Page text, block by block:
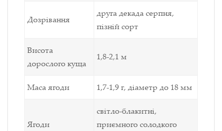
Дозрівання
друга декада серпня,
пізній сорт
Висота
дорослого куща
1,8-2,1 м
Маса ягоди 1,7-1,9 г, діаметр до 18 мм
Ягоди
світло-блакитні,
приємного солодкого